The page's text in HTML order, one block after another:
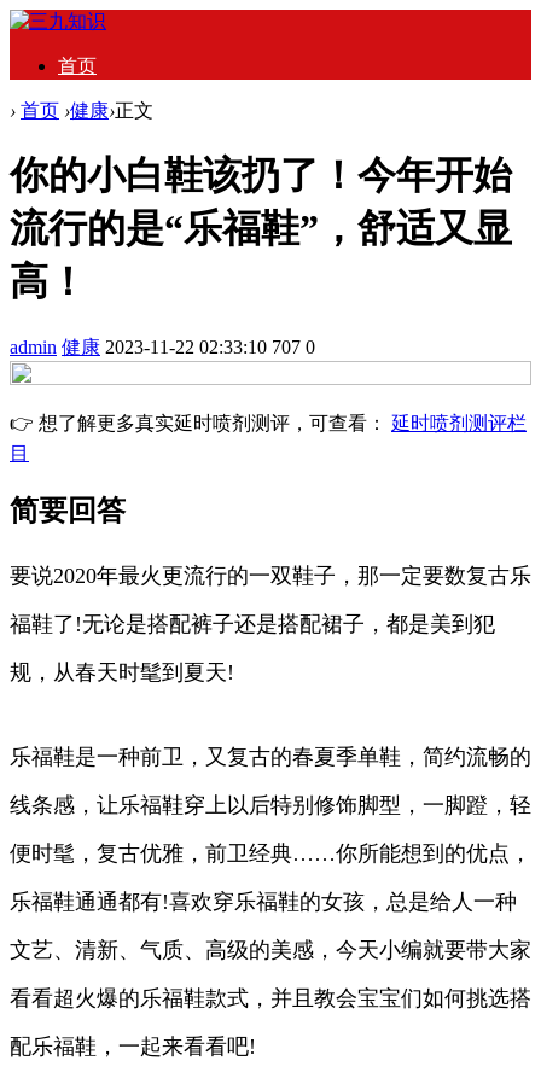
首页
› 首页 ›健康›正文
你的小白鞋该扔了！今年开始
流行的是“乐福鞋”，舒适又显
高！
admin 健康 2023-11-22 02:33:10 707 0
👉 想了解更多真实延时喷剂测评，可查看： 延时喷剂测评栏
目
简要回答
要说2020年最火更流行的一双鞋子，那一定要数复古乐
福鞋了!无论是搭配裤子还是搭配裙子，都是美到犯
规，从春天时髦到夏天!
乐福鞋是一种前卫，又复古的春夏季单鞋，简约流畅的
线条感，让乐福鞋穿上以后特别修饰脚型，一脚蹬，轻
便时髦，复古优雅，前卫经典……你所能想到的优点，
乐福鞋通通都有!喜欢穿乐福鞋的女孩，总是给人一种
文艺、清新、气质、高级的美感，今天小编就要带大家
看看超火爆的乐福鞋款式，并且教会宝宝们如何挑选搭
配乐福鞋，一起来看看吧!